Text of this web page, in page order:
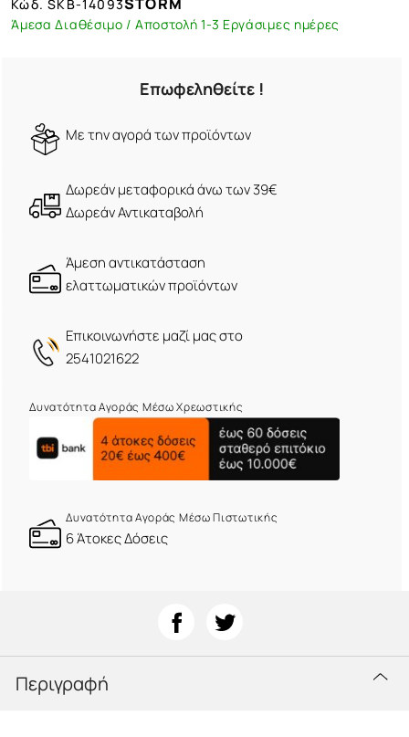
Κώδ.SKB-14093
Άμεσα Διαθέσιμο / Αποστολή 1-3 Εργάσιμες ημέρες
Επωφεληθείτε !
Mε την αγορά των προϊόντων
Δωρεάν μεταφορικά άνω των 39€
Δωρεάν Αντικαταβολή
Άμεση αντικατάσταση
ελαττωματικών προϊόντων
Eπικοινωνήστε μαζί μας στο
2541021622
Δυνατότητα Αγοράς Μέσω Χρεωστικής
Δυνατότητα Αγοράς Μέσω Πιστωτικής
6 Άτοκες Δόσεις
Περιγραφή